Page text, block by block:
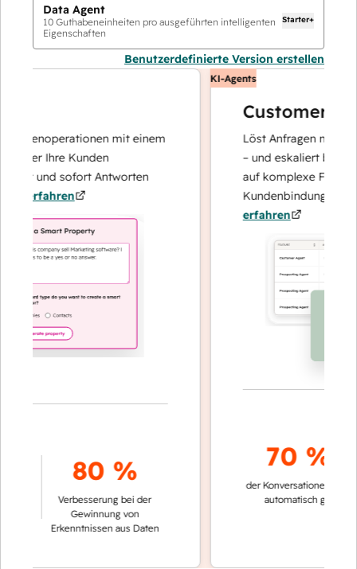
Data Agent
10 Guthabeneinheiten pro ausgeführten intelligenten
Eigenschaften
Starter+
Benutzerdefinierte Version erstellen
mit einem
Ihre Kunden
und sofort Antworten
80 %
Verbesserung bei der
Gewinnung von
Erkenntnissen aus Daten
KI-Agents
Customer Agent
Löst Anfragen mit
– und eskaliert bei
auf komplexe Fälle und
Kundenbindung
erfahren
70 %+
der Konversationen werden
automatisch gelöst